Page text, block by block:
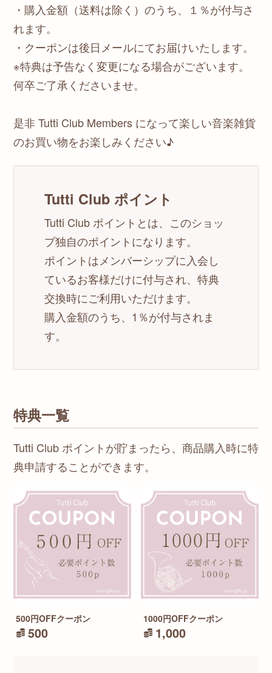
・購入金額（送料は除く）のうち、１％が付与さ
れます。
・クーポンは後日メールにてお届けいたします。
※特典は予告なく変更になる場合がございます。
何卒ご了承くださいませ。
是非 Tutti Club Members になって楽しい音楽雑貨
のお買い物をお楽しみください♪
Tutti Club ポイント
Tutti Club ポイントとは、このショッ
プ独自のポイントになります。
ポイントはメンバーシップに入会し
ているお客様だけに付与され、特典
交換時にご利用いただけます。
購入金額のうち、1％が付与されま
す。
特典一覧
Tutti Club ポイントが貯まったら、商品購入時に特
典申請することができます。
500円OFFクーポン
500
1000円OFFクーポン
1,000